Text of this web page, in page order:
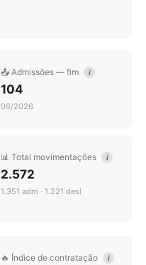
📤 Admissões — fim i
104
06/2026
📊 Total movimentações i
2.572
1.351 adm · 1.221 desl
🔥 Índice de contratação i